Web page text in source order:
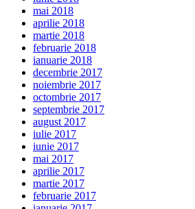
mai 2018
aprilie 2018
martie 2018
februarie 2018
ianuarie 2018
decembrie 2017
noiembrie 2017
octombrie 2017
septembrie 2017
august 2017
iulie 2017
iunie 2017
mai 2017
aprilie 2017
martie 2017
februarie 2017